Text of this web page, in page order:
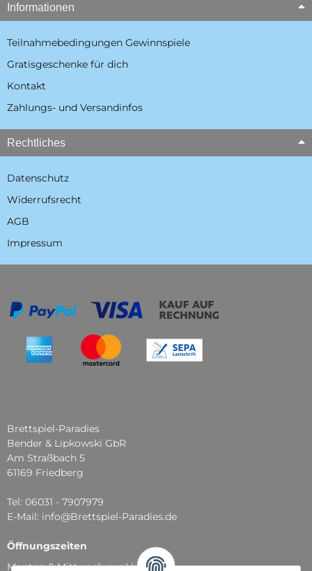
Informationen
Teilnahmebedingungen Gewinnspiele
Gratisgeschenke für dich
Kontakt
Zahlungs- und Versandinfos
Rechtliches
Datenschutz
Widerrufsrecht
AGB
Impressum
Brettspiel-Paradies
Bender & Lipkowski GbR
Am Straßbach 5
61169 Friedberg
Tel: 06031 - 7907979
E-Mail: info@Brettspiel-Paradies.de
Öffnungszeiten
Montag & Mittwoch nur Versand